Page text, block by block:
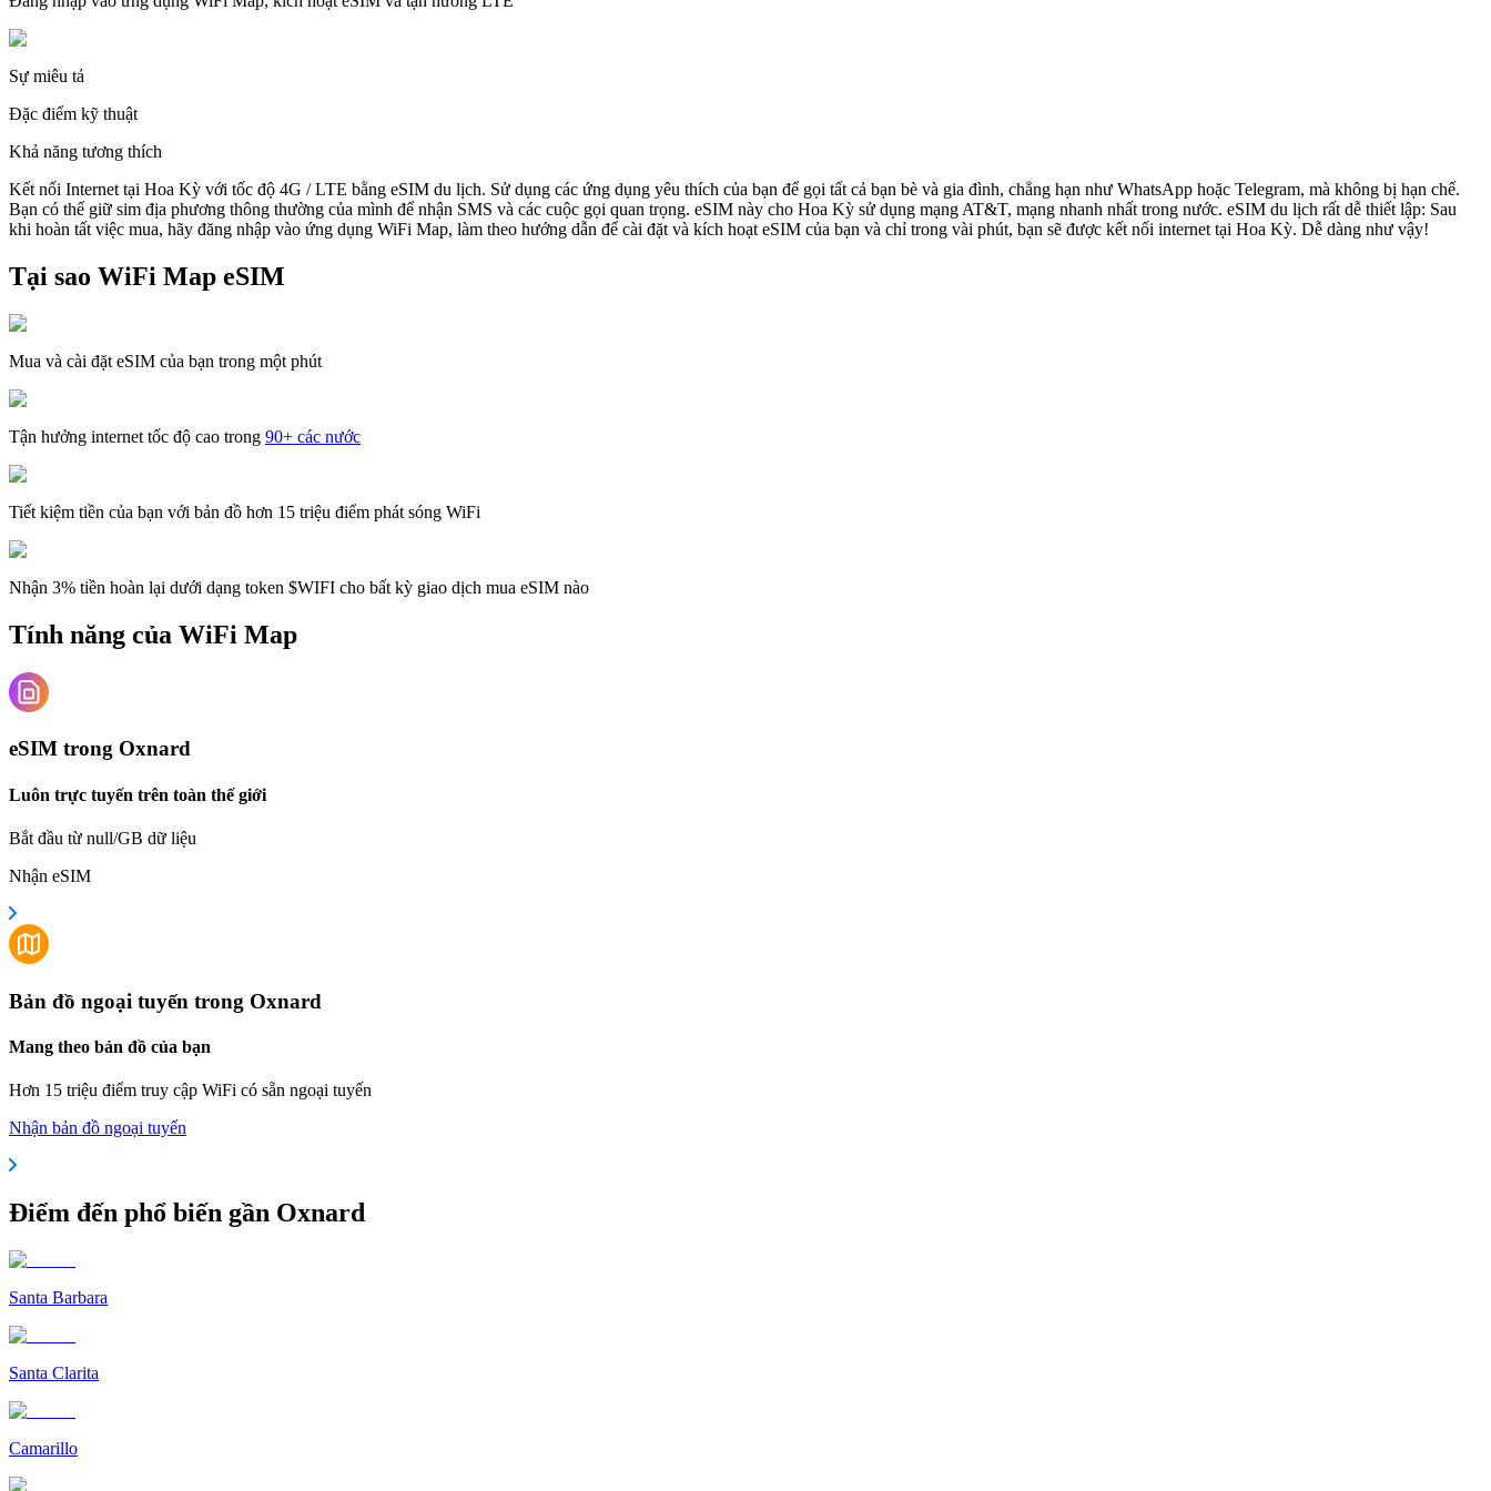
Sự miêu tả
Đặc điểm kỹ thuật
Khả năng tương thích
Kết nối Internet tại Hoa Kỳ với tốc độ 4G / LTE bằng eSIM du lịch. Sử dụng các ứng dụng yêu thích của bạn để gọi tất cả bạn bè và gia đình, chẳng hạn như WhatsApp hoặc Telegram, mà không bị hạn chế.
Bạn có thể giữ sim địa phương thông thường của mình để nhận SMS và các cuộc gọi quan trọng. eSIM này cho Hoa Kỳ sử dụng mạng AT&T, mạng nhanh nhất trong nước. eSIM du lịch rất dễ thiết lập: Sau
khi hoàn tất việc mua, hãy đăng nhập vào ứng dụng WiFi Map, làm theo hướng dẫn để cài đặt và kích hoạt eSIM của bạn và chỉ trong vài phút, bạn sẽ được kết nối internet tại Hoa Kỳ. Dễ dàng như vậy!
Tại sao WiFi Map eSIM
Mua và cài đặt eSIM của bạn trong một phút
Tận hưởng internet tốc độ cao trong 90+ các nước
Tiết kiệm tiền của bạn với bản đồ hơn 15 triệu điểm phát sóng WiFi
Nhận 3% tiền hoàn lại dưới dạng token $WIFI cho bất kỳ giao dịch mua eSIM nào
Tính năng của WiFi Map
eSIM trong Oxnard
Luôn trực tuyến trên toàn thế giới
Bắt đầu từ null/GB dữ liệu
Nhận eSIM
Bản đồ ngoại tuyến trong Oxnard
Mang theo bản đồ của bạn
Hơn 15 triệu điểm truy cập WiFi có sẵn ngoại tuyến
Nhận bản đồ ngoại tuyến
Điểm đến phổ biến gần Oxnard
Santa Barbara
Santa Clarita
Camarillo